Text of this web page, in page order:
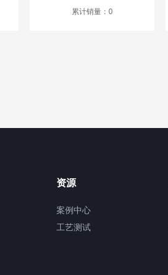
累计销量：0
资源
案例中心
工艺测试